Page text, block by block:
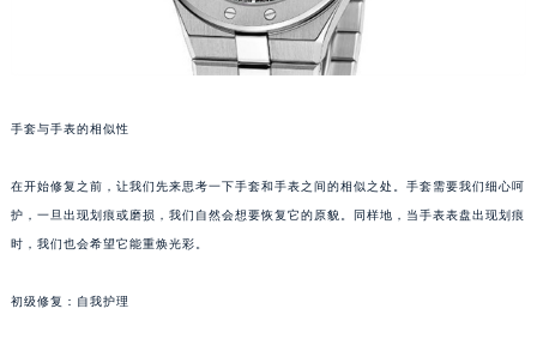
手套与手表的相似性
在开始修复之前，让我们先来思考一下手套和手表之间的相似之处。手套需要我们细心呵
护，一旦出现划痕或磨损，我们自然会想要恢复它的原貌。同样地，当手表表盘出现划痕
时，我们也会希望它能重焕光彩。
初级修复：自我护理